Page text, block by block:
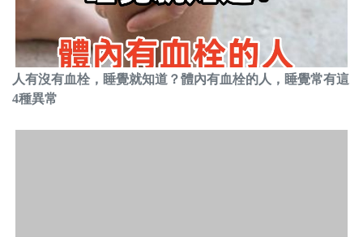
人有沒有血栓，睡覺就知道？體內有血栓的人，睡覺常有這
4種異常